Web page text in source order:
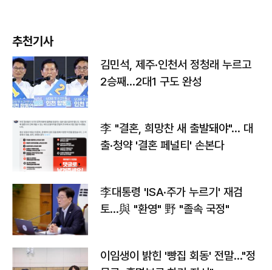
추천기사
김민석, 제주·인천서 정청래 누르고
2승째…2대1 구도 완성
李 "결혼, 희망찬 새 출발돼야"… 대
출·청약 '결혼 페널티' 손본다
李대통령 'ISA·주가 누르기' 재검
토…與 "환영" 野 "졸속 국정"
이임생이 밝힌 '빵집 회동' 전말…"정